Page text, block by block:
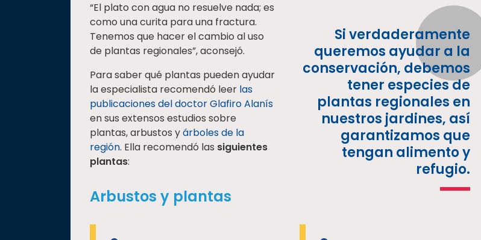
Si verdaderamente
queremos ayudar a la
conservación, debemos
tener especies de
plantas regionales en
nuestros jardines, así
garantizamos que
tengan alimento y
refugio.
“El plato con agua no resuelve nada; es
como una curita para una fractura.
Tenemos que hacer el cambio al uso
de plantas regionales”, aconsejó.
Para saber qué plantas pueden ayudar
la especialista recomendó leer las
publicaciones del doctor Glafiro Alanís
en sus extensos estudios sobre
plantas, arbustos yárboles de la
región. Ella recomendó las siguientes
plantas:
Arbustos y plantas